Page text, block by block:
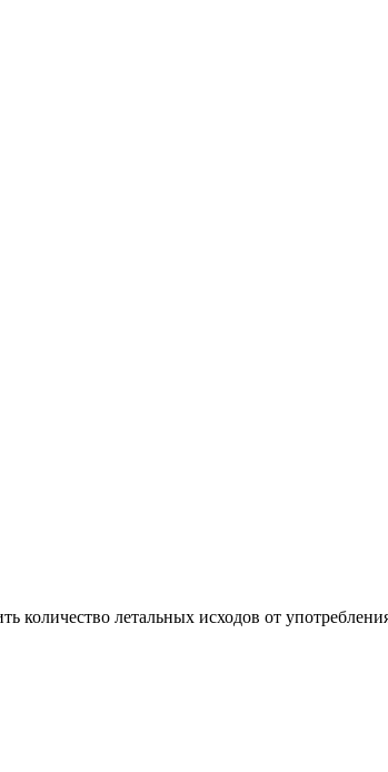
количество летальных исходов от